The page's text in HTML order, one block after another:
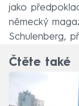
jako
německý
Schulenberg,
Čtěte také